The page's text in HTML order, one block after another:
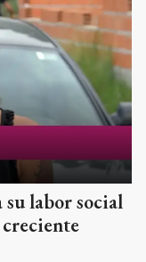
labor social